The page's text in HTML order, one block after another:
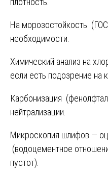
На морозостойкость
необходимости.
Химический анализ на
если есть подозрение на
Карбонизация
нейтрализации.
Микроскопия шлифов —
(водоцементное
пустот).